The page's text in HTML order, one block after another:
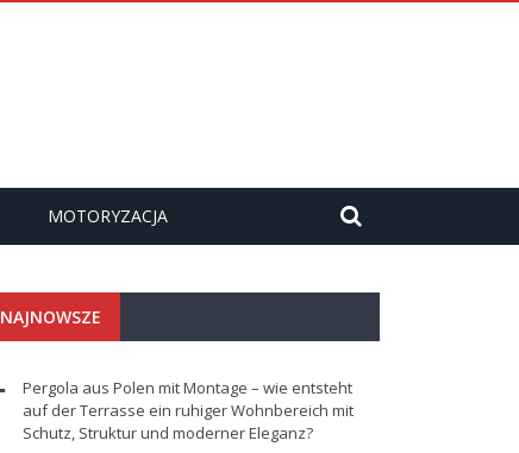
MOTORYZACJA
NAJNOWSZE
Pergola aus Polen mit Montage – wie entsteht
auf der Terrasse ein ruhiger Wohnbereich mit
Schutz, Struktur und moderner Eleganz?